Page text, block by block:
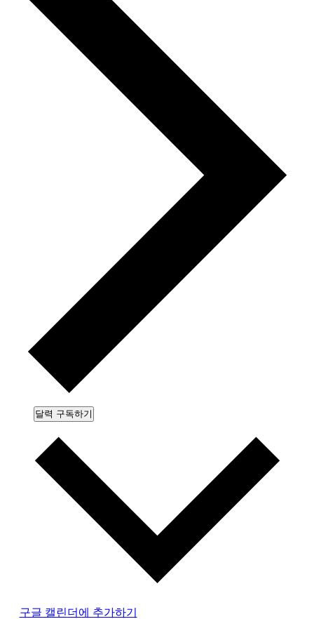
달력 구독하기
구글 캘린더에 추가하기